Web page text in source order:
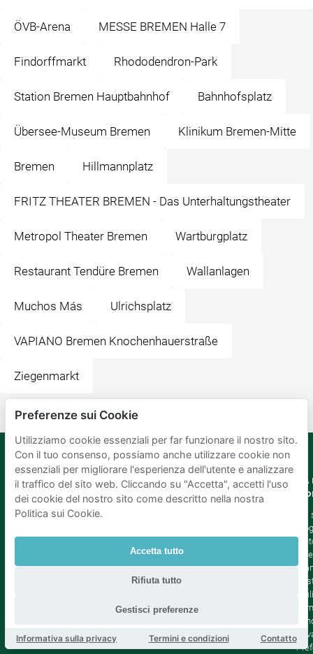
ÖVB-Arena MESSE BREMEN Halle 7
Findorffmarkt Rhododendron-Park
Station Bremen Hauptbahnhof Bahnhofsplatz
Übersee-Museum Bremen Klinikum Bremen-Mitte
Bremen Hillmannplatz
FRITZ THEATER BREMEN - Das Unterhaltungstheater
Metropol Theater Bremen Wartburgplatz
Restaurant Tendüre Bremen Wallanlagen
Muchos Más Ulrichsplatz
VAPIANO Bremen Knochenhauerstraße
Ziegenmarkt
Mobypark
B.V.
Lingua
Tedesco
Olandese
Blog
Preferenze sui Cookie
Utilizziamo cookie essenziali per far funzionare il nostro sito.
Con il tuo consenso, possiamo anche utilizzare cookie non
essenziali per migliorare l'esperienza dell'utente e analizzare
il traffico del sito web. Cliccando su "Accetta", accetti l'uso
dei cookie del nostro sito come descritto nella nostra
Politica sui Cookie.
Accetta tutto
Rifiuta tutto
Gestisci preferenze
Informativa sulla privacy Termini e condizioni Contatto